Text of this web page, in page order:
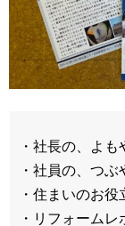
・社長の、よも
・社員の、つぶ
・住まいのお役
・リフォームレ